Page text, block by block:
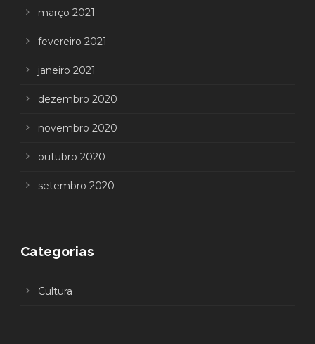
março 2021
fevereiro 2021
janeiro 2021
dezembro 2020
novembro 2020
outubro 2020
setembro 2020
Categorias
Cultura